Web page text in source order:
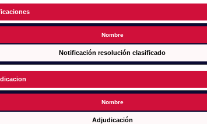
Nombre
Notificación resolución clasificado
Nombre
Adjudicación